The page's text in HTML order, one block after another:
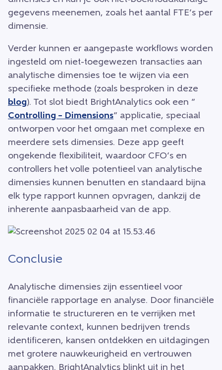
gegevens meenemen, zoals het aantal FTE’s per
dimensie.
Verder kunnen er aangepaste workflows worden
ingesteld om niet-toegewezen transacties aan
analytische dimensies toe te wijzen via een
specifieke methode (zoals besproken in deze
blog). Tot slot biedt BrightAnalytics ook een ”
Controlling – Dimensions” applicatie, speciaal
ontworpen voor het omgaan met complexe en
meerdere sets dimensies. Deze app geeft
ongekende flexibiliteit, waardoor CFO’s en
controllers het volle potentieel van analytische
dimensies kunnen benutten en standaard bijna
elk type rapport kunnen opvragen, dankzij de
inherente aanpasbaarheid van de app.
Conclusie
Analytische dimensies zijn essentieel voor
financiële rapportage en analyse. Door financiële
informatie te structureren en te verrijken met
relevante context, kunnen bedrijven trends
identificeren, kansen ontdekken en uitdagingen
met grotere nauwkeurigheid en vertrouwen
aanpakken. BrightAnalytics blinkt uit in het